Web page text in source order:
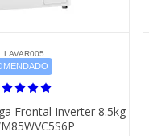
LAVAR005
Frontal Inverter 8.5kg